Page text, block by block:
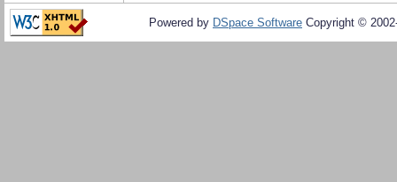
Powered by DSpace Software Copyright ©